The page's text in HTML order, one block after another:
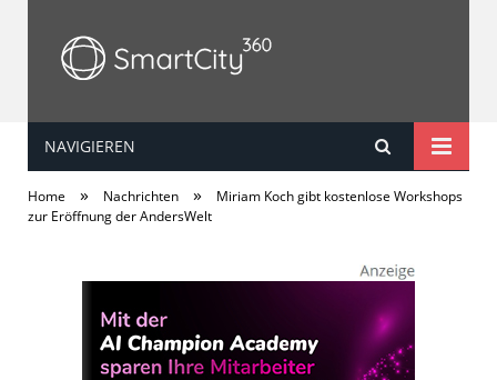
SmartCity360
NAVIGIEREN
Home » Nachrichten »
Miriam Koch gibt kostenlose Workshops
zur Eröffnung der AndersWelt